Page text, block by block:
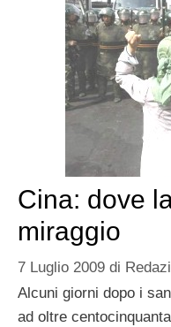
Cina: dove
miraggio
7 Luglio 2009 di
Alcuni giorni dopo i
ad oltre